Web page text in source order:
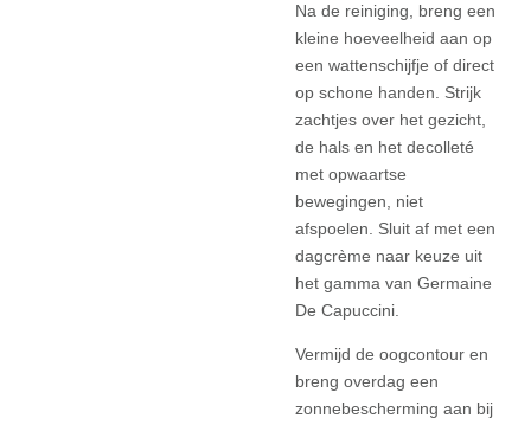
Na de reiniging, breng een
kleine hoeveelheid aan op
een wattenschijfje of direct
op schone handen. Strijk
zachtjes over het gezicht,
de hals en het decolleté
met opwaartse
bewegingen, niet
afspoelen. Sluit af met een
dagcrème naar keuze uit
het gamma van Germaine
De Capuccini.
Vermijd de oogcontour en
breng overdag een
zonnebescherming aan bij